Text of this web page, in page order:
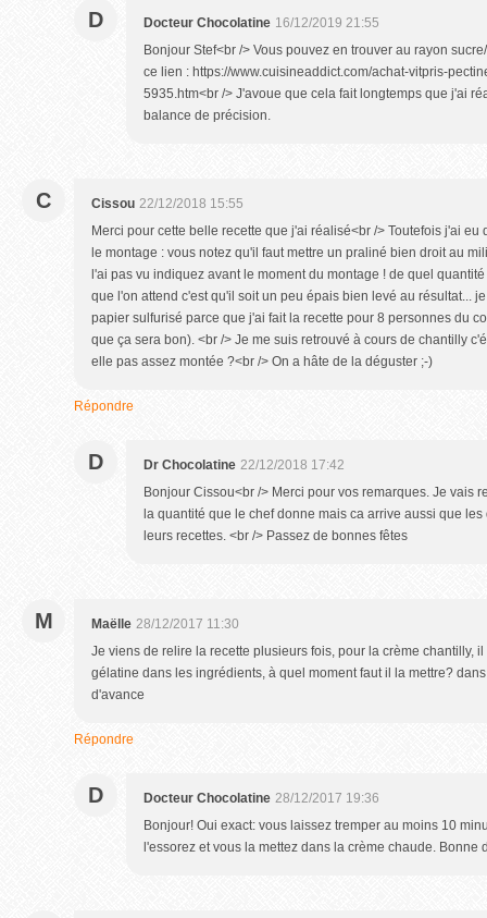
D Docteur Chocolatine 16/12/2019 21:55
Bonjour Stef<br /> Vous pouvez en trouver au rayon
ce lien : https://www.cuisineaddict.com/achat-vitpris-
5935.htm<br /> J'avoue que cela fait longtemps que j'ai
balance de précision.
C Cissou 22/12/2018 15:55
Merci pour cette belle recette que j'ai réalisé<br /> Toutefois j'ai
le montage : vous notez qu'il faut mettre un praliné bien droit au
l'ai pas vu indiquez avant le moment du montage ! de quel
que l'on attend c'est qu'il soit un peu épais bien levé au résultat...
papier sulfurisé parce que j'ai fait la recette pour 8 personnes du
que ça sera bon). <br /> Je me suis retrouvé à cours de chantilly
elle pas assez montée ?<br /> On a hâte de la déguster ;-)
Répondre
D Dr Chocolatine 22/12/2018 17:42
Bonjour Cissou<br /> Merci pour vos remarques. Je vais
la quantité que le chef donne mais ca arrive aussi que
leurs recettes. <br /> Passez de bonnes fêtes
M Maëlle 28/12/2017 11:30
Je viens de relire la recette plusieurs fois, pour la crème chantilly,
gélatine dans les ingrédients, à quel moment faut il la mettre?
d'avance
Répondre
D Docteur Chocolatine 28/12/2017 19:36
Bonjour! Oui exact: vous laissez tremper au moins 10
l'essorez et vous la mettez dans la crème chaude. Bonne